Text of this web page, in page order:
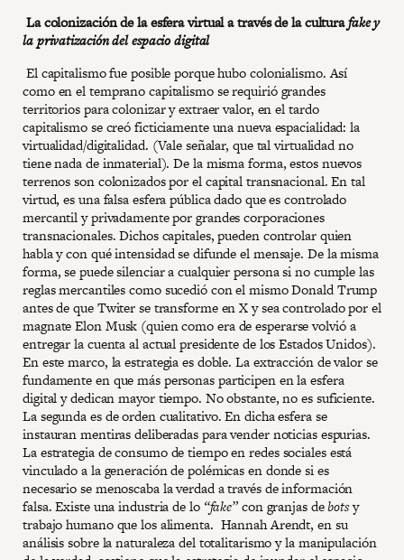
La colonización de la esfera virtual a través de la culturafake y
la privatización del espacio digital
El capitalismo fue posible porque hubo colonialismo. Así
como en el temprano capitalismo se requirió grandes
territorios para colonizar y extraer valor, en el tardo
capitalismo se creó ficticiamente una nueva espacialidad: la
virtualidad/digitalidad. (Vale señalar, que tal virtualidad no
tiene nada de inmaterial). De la misma forma, estos nuevos
terrenos son colonizados por el capital transnacional. En tal
virtud, es una falsa esfera pública dado que es controlado
mercantil y privadamente por grandes corporaciones
transnacionales. Dichos capitales, pueden controlar quien
habla y con qué intensidad se difunde el mensaje. De la misma
forma, se puede silenciar a cualquier persona si no cumple las
reglas mercantiles como sucedió con el mismo Donald Trump
antes de que Twiter se transforme en X y sea controlado por el
magnate Elon Musk (quien como era de esperarse volvió a
entregar la cuenta al actual presidente de los Estados Unidos).
En este marco, la estrategia es doble. La extracción de valor se
fundamente en que más personas participen en la esfera
digital y dedican mayor tiempo. No obstante, no es suficiente.
La segunda es de orden cualitativo. En dicha esfera se
instauran mentiras deliberadas para vender noticias espurias.
La estrategia de consumo de tiempo en redes sociales está
vinculado a la generación de polémicas en donde si es
necesario se menoscaba la verdad a través de información
falsa. Existe una industria de lo “fake”con granjas debotsy
trabajo humano que los alimenta. Hannah Arendt, en su
análisis sobre la naturaleza del totalitarismo y la manipulación